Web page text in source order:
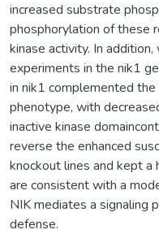
increased substrate
phosphorylation of these
kinase activity. In
experiments in the nik1
in nik1 complemented
phenotype, with
inactive kinase
reverse the enhanced
knockout lines and kept a
are consistent with a
NIK mediates a signaling
defense.